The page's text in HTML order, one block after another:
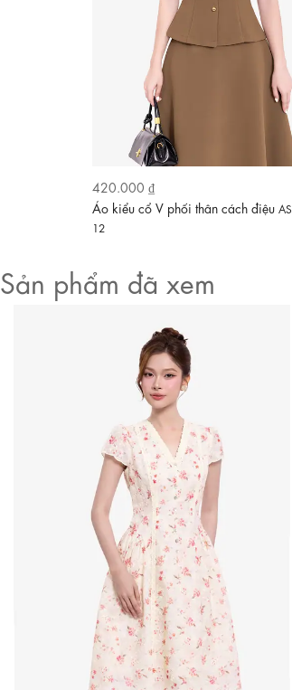
Video
420.000 ₫
Áo kiểu cổ V phối thân cách điệu
12
Sản phẩm đã xem